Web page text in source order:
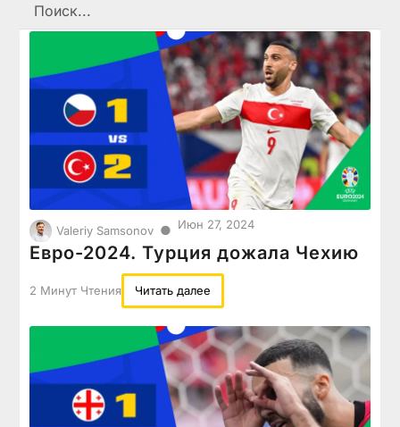
Valeriy Samsonov ● Июн 27, 2024
Евро-2024. Турция дожала Чехию
2 Минут Чтения Читать далее